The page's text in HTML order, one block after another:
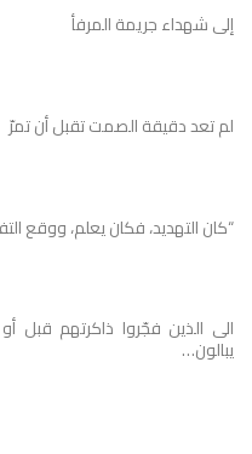
إلى شهداء جريمة المرفأ
لم تعد دقيقة الصمت تقبل أن تمرّ
“كان التهديد، فكان يعلم، ووقع
الى الذين فجّروا ذاكرتهم قبل
يبالون…